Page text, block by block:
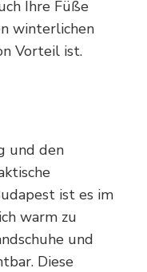
Ihre Füße
winterlichen
Vorteil ist.
und den
ist es im
warm zu
und
Diese